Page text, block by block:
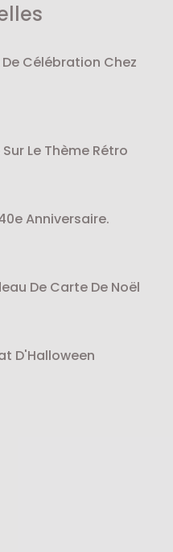
Célébration Chez
Le Thème Rétro
Anniversaire.
De Carte De Noël
D'Halloween